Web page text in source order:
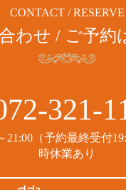
CONTACT / RESERVE
わせ / ご予約
321-
21:00（予約最終受付
時休業あり